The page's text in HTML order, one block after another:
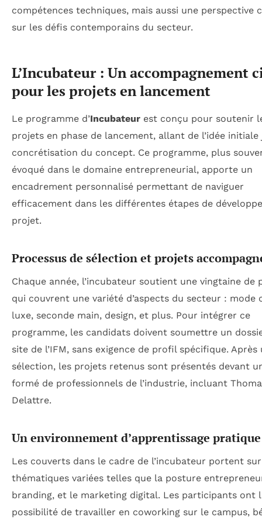
compétences techniques, mais aussi une perspective
sur les défis contemporains du secteur.
L’Incubateur : Un accompagnement
pour les projets en lancement
Le programme d’Incubateur est conçu pour soutenir
projets en phase de lancement, allant de l’idée initiale
concrétisation du concept. Ce programme, plus
évoqué dans le domaine entrepreneurial, apporte un
encadrement personnalisé permettant de naviguer
efficacement dans les différentes étapes de
projet.
Processus de sélection et projets
Chaque année, l’incubateur soutient une vingtaine de
qui couvrent une variété d’aspects du secteur : mode
luxe, seconde main, design, et plus. Pour intégrer ce
programme, les candidats doivent soumettre un
site de l’IFM, sans exigence de profil spécifique. Après
sélection, les projets retenus sont présentés devant
formé de professionnels de l’industrie, incluant
Delattre.
Un environnement d’apprentissage pratique
Les couverts dans le cadre de l’incubateur portent
thématiques variées telles que la posture
branding, et le marketing digital. Les participants ont
possibilité de travailler en coworking sur le campus,